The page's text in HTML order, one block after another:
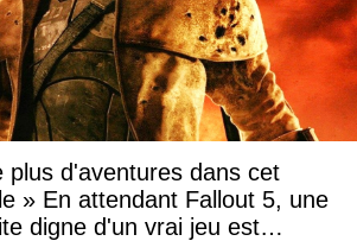
plus d'aventures dans cet
» En attendant Fallout 5, une
digne d'un vrai jeu est